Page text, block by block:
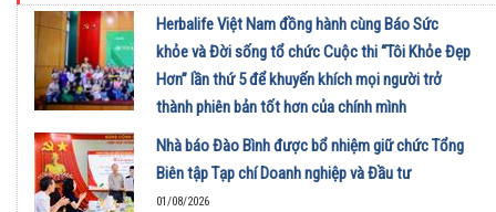
Herbalife Việt Nam đồng hành cùng Báo Sức
khỏe và Đời sống tổ chức Cuộc thi “Tôi Khỏe Đẹp
Hơn” lần thứ 5 để khuyến khích mọi người trở
thành phiên bản tốt hơn của chính mình
01/08/2026
Nhà báo Đào Bình được bổ nhiệm giữ chức Tổng
Biên tập Tạp chí Doanh nghiệp và Đầu tư
01/08/2026